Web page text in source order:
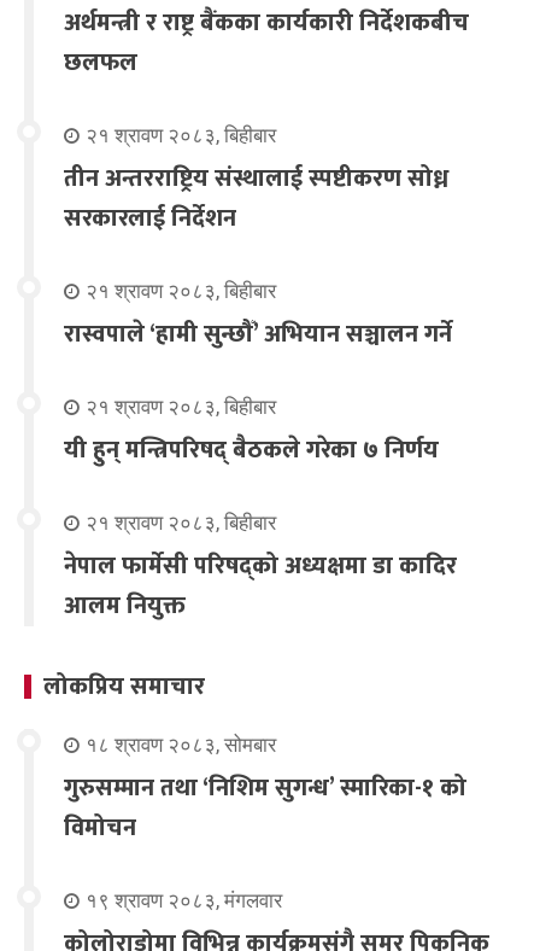
अर्थमन्त्री र राष्ट्र बैंकका कार्यकारी निर्देशकबीच
छलफल
२१ श्रावण २०८३, बिहीबार
तीन अन्तरराष्ट्रिय संस्थालाई स्पष्टीकरण सोध्न
सरकारलाई निर्देशन
२१ श्रावण २०८३, बिहीबार
रास्वपाले ‘हामी सुन्छौँ’ अभियान सञ्चालन गर्ने
२१ श्रावण २०८३, बिहीबार
यी हुन् मन्त्रिपरिषद् बैठकले गरेका ७ निर्णय
२१ श्रावण २०८३, बिहीबार
नेपाल फार्मेसी परिषद्को अध्यक्षमा डा कादिर
आलम नियुक्त
लोकप्रिय समाचार
१८ श्रावण २०८३, सोमबार
गुरुसम्मान तथा ‘निशिम सुगन्ध’ स्मारिका-१ को
विमोचन
१९ श्रावण २०८३, मंगलवार